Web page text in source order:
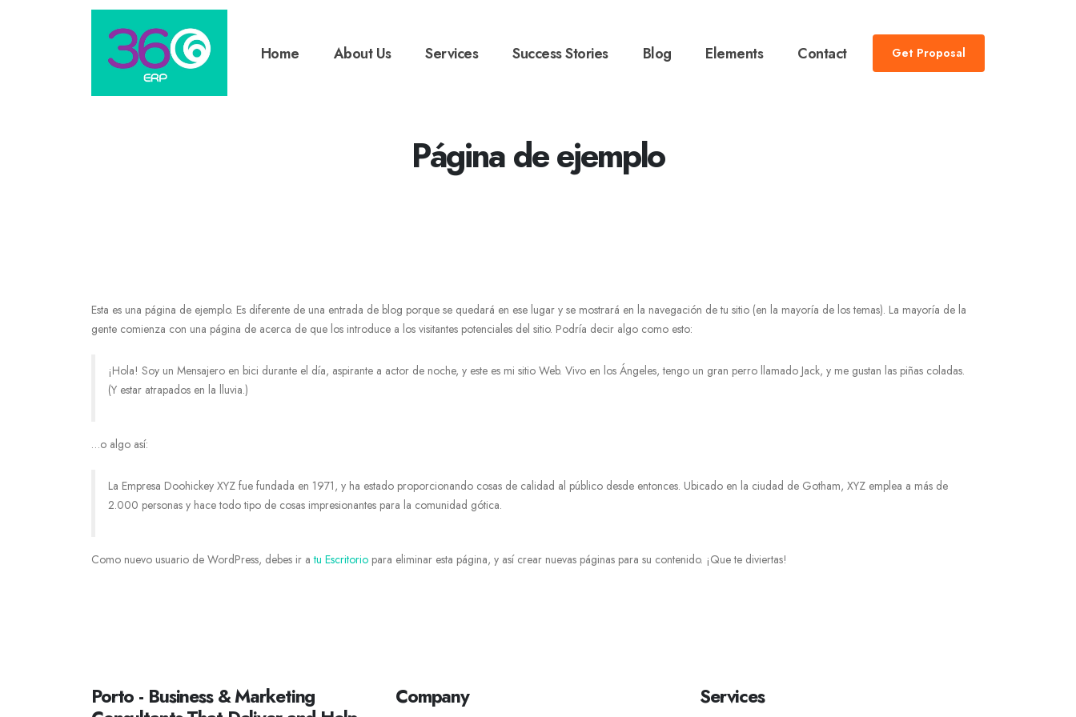
Home About Us Services Success Stories Blog Elements Contact Get Proposal
Página de ejemplo
Esta es una página de ejemplo. Es diferente de una entrada de blog porque se quedará en ese lugar y se mostrará en la navegación de tu sitio (en la mayoría de los temas). La mayoría de la
gente comienza con una página de acerca de que los introduce a los visitantes potenciales del sitio. Podría decir algo como esto:
¡Hola! Soy un Mensajero en bici durante el día, aspirante a actor de noche, y este es mi sitio Web. Vivo en los Ángeles, tengo un gran perro llamado Jack, y me gustan las piñas coladas.
(Y estar atrapados en la lluvia.)
…o algo así:
La Empresa Doohickey XYZ fue fundada en 1971, y ha estado proporcionando cosas de calidad al público desde entonces. Ubicado en la ciudad de Gotham, XYZ emplea a más de
2.000 personas y hace todo tipo de cosas impresionantes para la comunidad gótica.
Como nuevo usuario de WordPress, debes ir atu Escritorio para eliminar esta página, y así crear nuevas páginas para su contenido. ¡Que te diviertas!
Porto - Business & Marketing
Company Services